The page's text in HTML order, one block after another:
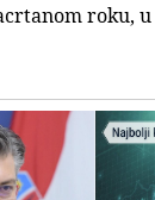
roku,